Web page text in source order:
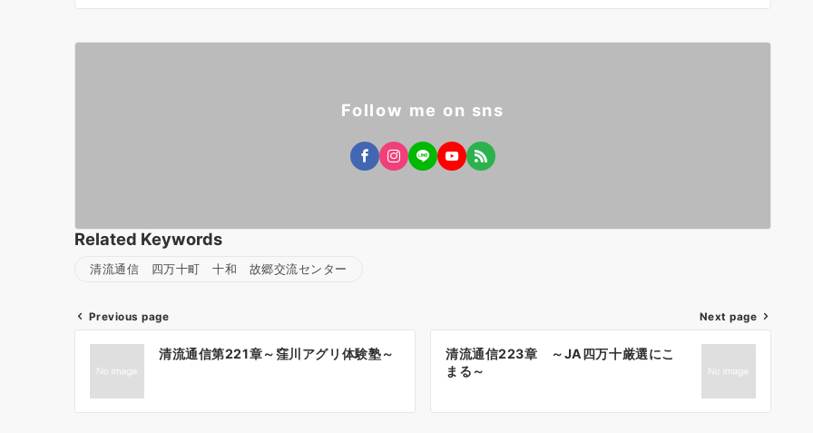
Follow me on sns
Related Keywords
清流通信 四万十町 十和 故郷交流センター
投
ビ
Previous page
清流通信第221章～窪川アグリ体験塾～
Next page
清流通信223章 ～JA四万十厳選にこ
まる～